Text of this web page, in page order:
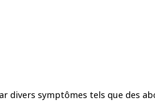
divers symptômes tels que des